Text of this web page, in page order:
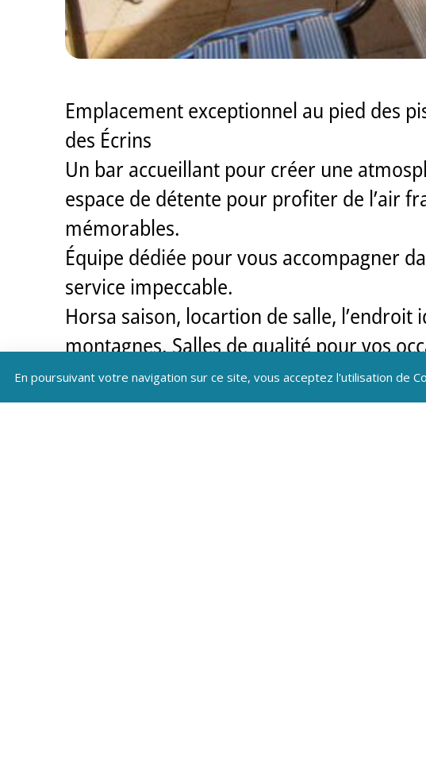
Emplacement exceptionnel au pied des
des Écrins
Un bar accueillant pour créer une
espace de détente pour profiter de l’air
mémorables.
Équipe dédiée pour vous accompagner
service impeccable.
Horsa saison, locartion de salle,
montagnes. Salles de qualité pour vos
conférences inspirantes ou des
En poursuivant votre navigation sur ce site, vous acceptez l'utilisation de